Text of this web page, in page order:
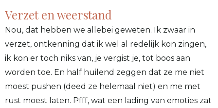
Verzet en weerstand
Nou, dat hebben we allebei geweten. Ik zwaar in
verzet, ontkenning dat ik wel al redelijk kon zingen,
ik kon er toch niks van, je vergist je, tot boos aan
worden toe. En half huilend zeggen dat ze me niet
moest pushen (deed ze helemaal niet) en me met
rust moest laten. Pfff, wat een lading van emoties zat